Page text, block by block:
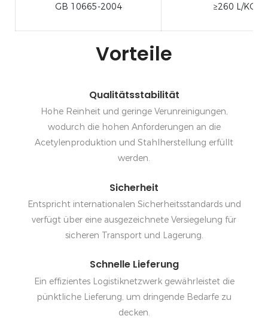
GB 10665-2004 ≥260 L/KG
Vorteile
Qualitätsstabilität
Hohe Reinheit und geringe Verunreinigungen,
wodurch die hohen Anforderungen an die
Acetylenproduktion und Stahlherstellung erfüllt
werden.
Sicherheit
Entspricht internationalen Sicherheitsstandards und
verfügt über eine ausgezeichnete Versiegelung für
sicheren Transport und Lagerung.
Schnelle Lieferung
Ein effizientes Logistiknetzwerk gewährleistet die
pünktliche Lieferung, um dringende Bedarfe zu
decken.